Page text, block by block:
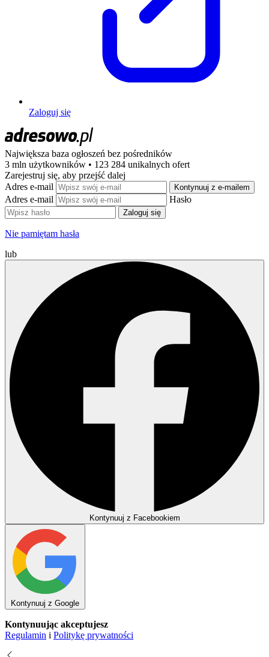
Zaloguj się
Największa baza ogłoszeń bez pośredników
3 mln użytkowników • 123 284 unikalnych ofert
Zarejestruj się, aby przejść dalej
Adres e-mail
Kontynuuj z e-mailem
Adres e-mail Hasło
Zaloguj się
Nie pamiętam hasła
lub
Kontynuuj z Facebookiem
Kontynuuj z Google
Kontynuując akceptujesz
Regulamin i Politykę prywatności